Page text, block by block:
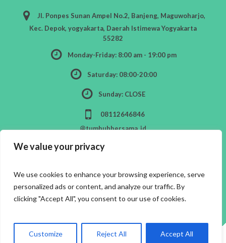
We value your privacy
We use cookies to enhance your browsing experience, serve
personalized ads or content, and analyze our traffic. By
clicking "Accept All", you consent to our use of cookies.
Customize Reject All Accept All
Jl. Ponpes Sunan Ampel No.2, Banjeng, Maguwoharjo,
Kec. Depok, yogyakarta, Daerah Istimewa Yogyakarta
55282
Monday-Friday: 8:00 am - 19:00 pm
Saturday: 08:00-20:00
Sunday: CLOSE
08112646846
@tumbuhbersama_id
Tumbuhbersama.co © 2026 / All Rights Reserved